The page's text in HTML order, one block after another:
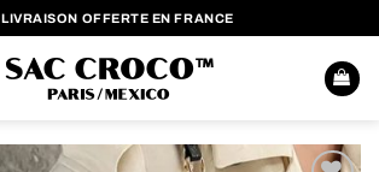
LIVRAISON OFFERTE EN FRANCE